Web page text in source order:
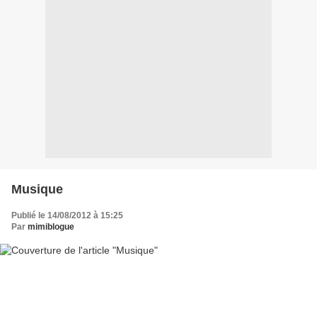
Musique
Publié le 14/08/2012 à 15:25
Par mimiblogue